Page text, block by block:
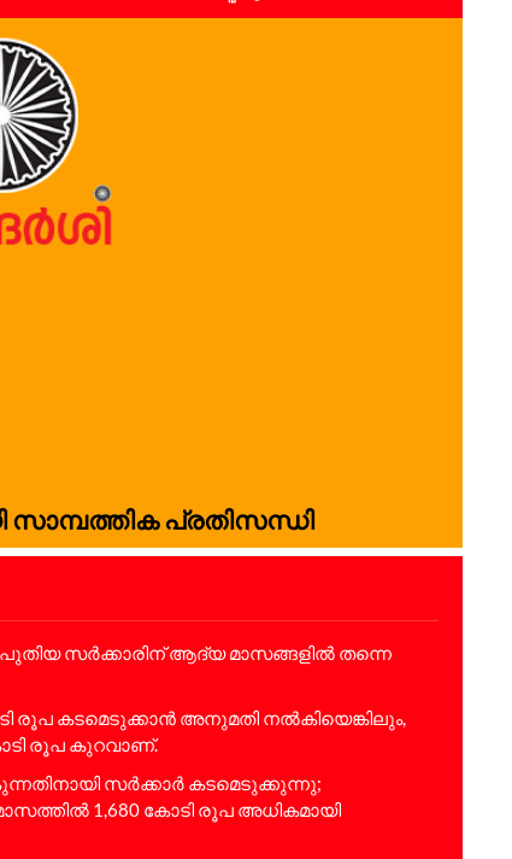
സാമ്പത്തിക പ്രതിസന്ധി
സർക്കാരിന് ആദ്യ മാസങ്ങളിൽ തന്നെ
രൂപ കടമെടുക്കാൻ അനുമതി നൽകിയെങ്കിലും,
രൂപ കുറവാണ്.
സർക്കാർ കടമെടുക്കുന്നു;
1,680 കോടി രൂപ അധികമായി